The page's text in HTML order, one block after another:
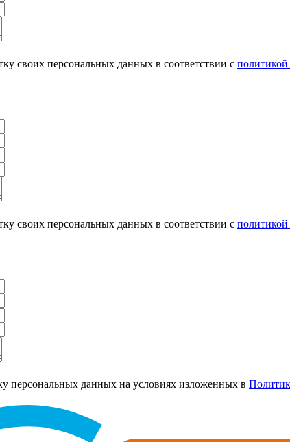
своих персональных данных в соответствии с
своих персональных данных в соответствии с
персональных данных на условиях изложенных в